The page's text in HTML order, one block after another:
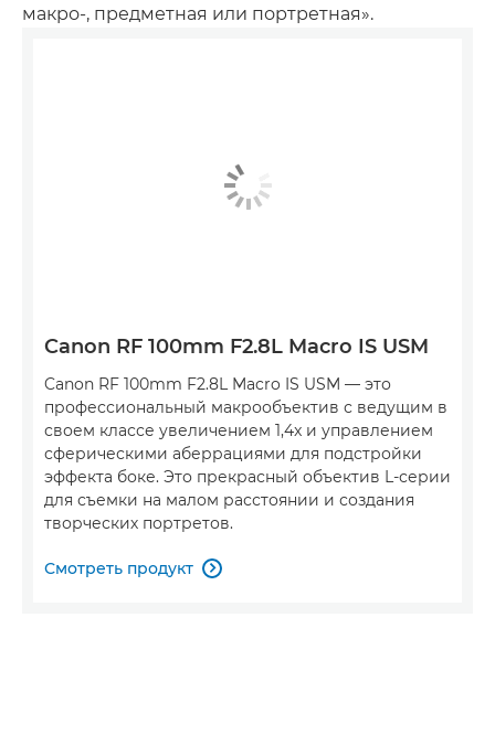
макро-, предметная или портретная».
Canon RF 100mm F2.8L Macro IS USM
Canon RF 100mm F2.8L Macro IS USM — это
профессиональный макрообъектив с ведущим в
своем классе увеличением 1,4x и управлением
сферическими аберрациями для подстройки
эффекта боке. Это прекрасный объектив L-серии
для съемки на малом расстоянии и создания
творческих портретов.
Смотреть продукт 